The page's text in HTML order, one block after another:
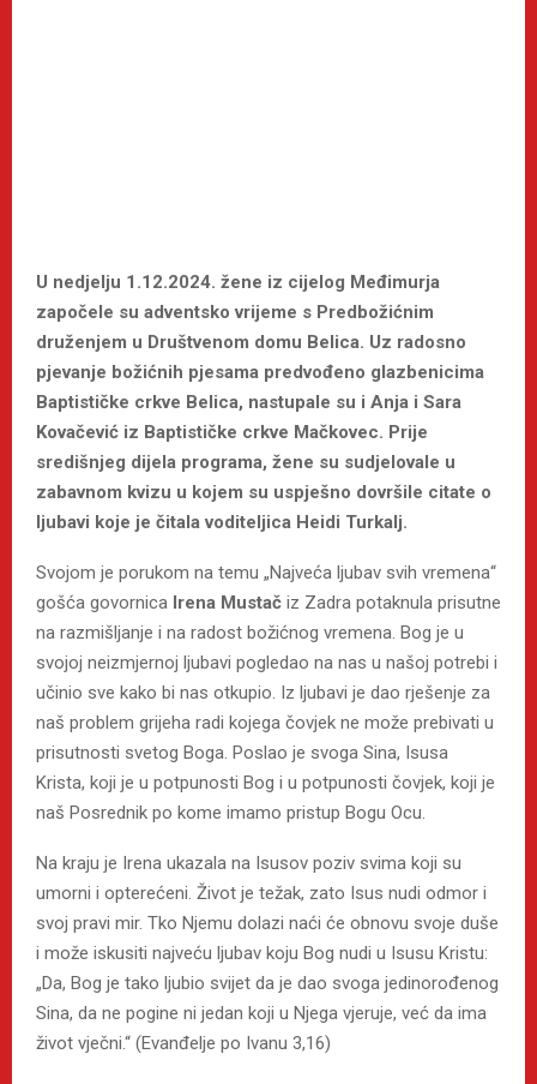
U nedjelju 1.12.2024. žene iz cijelog Međimurja
započele su adventsko vrijeme s Predbožićnim
druženjem u Društvenom domu Belica. Uz radosno
pjevanje božićnih pjesama predvođeno glazbenicima
Baptističke crkve Belica, nastupale su i Anja i Sara
Kovačević iz Baptističke crkve Mačkovec. Prije
središnjeg dijela programa, žene su sudjelovale u
zabavnom kvizu u kojem su uspješno dovršile citate o
ljubavi koje je čitala voditeljica Heidi Turkalj.
Svojom je porukom na temu „Najveća ljubav svih vremena“
gošća govornica Irena Mustač iz Zadra potaknula prisutne
na razmišljanje i na radost božićnog vremena. Bog je u
svojoj neizmjernoj ljubavi pogledao na nas u našoj potrebi i
učinio sve kako bi nas otkupio. Iz ljubavi je dao rješenje za
naš problem grijeha radi kojega čovjek ne može prebivati u
prisutnosti svetog Boga. Poslao je svoga Sina, Isusa
Krista, koji je u potpunosti Bog i u potpunosti čovjek, koji je
naš Posrednik po kome imamo pristup Bogu Ocu.
Na kraju je Irena ukazala na Isusov poziv svima koji su
umorni i opterećeni. Život je težak, zato Isus nudi odmor i
svoj pravi mir. Tko Njemu dolazi naći će obnovu svoje duše
i može iskusiti najveću ljubav koju Bog nudi u Isusu Kristu:
„Da, Bog je tako ljubio svijet da je dao svoga jedinorođenog
Sina, da ne pogine ni jedan koji u Njega vjeruje, već da ima
život vječni.“ (Evanđelje po Ivanu 3,16)